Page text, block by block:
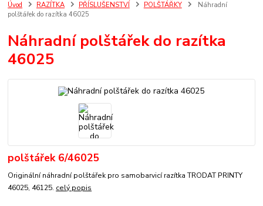
Úvod RAZÍTKA PŘÍSLUŠENSTVÍ POLŠTÁŘKY
Náhradní
polštářek do razítka 46025
Náhradní polštářek do razítka
46025
polštářek 6/46025
Originální náhradní polštářek pro samobarvicí razítka TRODAT PRINTY
46025, 46125. celý popis